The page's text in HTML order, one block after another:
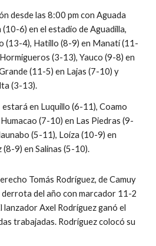
desde las 8:00 pm con Aguada
6) en el estadio de Aguadilla,
(13-4), Hatillo (8-9) en Manatí (11-
(3-13), Yauco (9-8) en
(11-5) en Lajas (7-10) y
(3-13).
en Luquillo (6-11), Coamo
(7-10) en Las Piedras (9-
(5-11), Loíza (10-9) en
(8-9) en Salinas (5-10).
Tomás Rodríguez, de Camuy
del año con marcador 11-2
lanzador Axel Rodríguez ganó el
trabajadas. Rodríguez colocó su